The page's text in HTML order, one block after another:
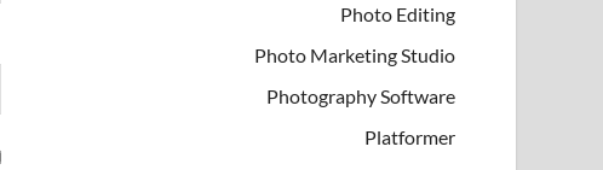
Photo Editing
Photo Marketing Studio
Photography Software
Platformer